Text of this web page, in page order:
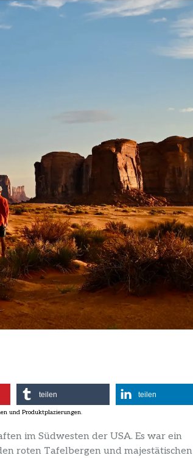
teilen teilen
im Südwesten der USA. Es war ein
roten Tafelbergen und majestätischen